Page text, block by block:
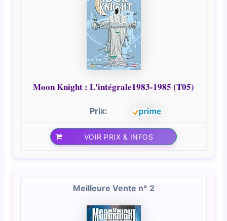
Moon Knight : L'intégrale1983-1985 (T05)
VOIR PRIX & INFOS
2